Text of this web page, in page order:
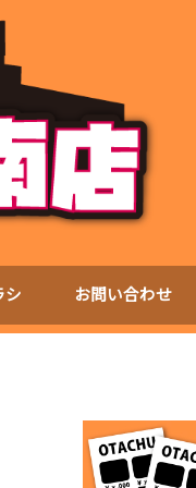
シ お問い合わせ